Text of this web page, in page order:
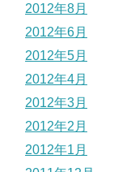
2012年8月
2012年6月
2012年5月
2012年4月
2012年3月
2012年2月
2012年1月